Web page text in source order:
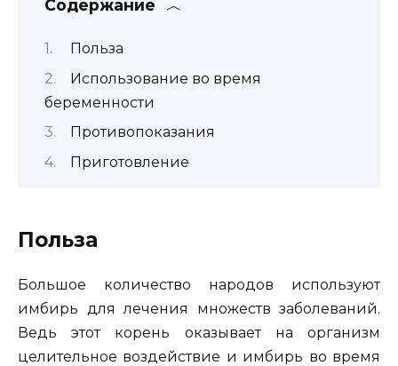
Содержание
Польза
Использование во время
беременности
Противопоказания
Приготовление
Польза
Большое количество народов используют
имбирь для лечения множеств заболеваний.
Ведь этот корень оказывает на организм
целительное воздействие и имбирь во время